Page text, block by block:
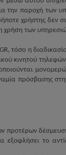
την παροχή των
χρήστης δεν
των
GR, τόσο η
κινητού
πρόσβασης
το